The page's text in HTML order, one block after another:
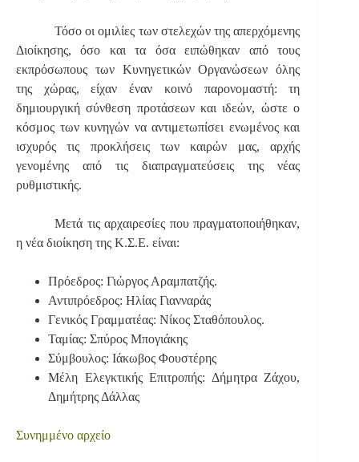
Τόσο οι ομιλίες των στελεχών της απερχόμενης
Διοίκησης, όσο και τα όσα ειπώθηκαν από τους
εκπρόσωπους των Κυνηγετικών Οργανώσεων όλης
της χώρας, είχαν έναν κοινό παρονομαστή: τη
δημιουργική σύνθεση προτάσεων και ιδεών, ώστε ο
κόσμος των κυνηγών να αντιμετωπίσει ενωμένος και
ισχυρός τις προκλήσεις των καιρών μας, αρχής
γενομένης από τις διαπραγματεύσεις της νέας
ρυθμιστικής.
Μετά τις αρχαιρεσίες που πραγματοποιήθηκαν,
η νέα διοίκηση της Κ.Σ.Ε. είναι:
Πρόεδρος: Γιώργος Αραμπατζής.
Αντιπρόεδρος: Ηλίας Γιανναράς
Γενικός Γραμματέας: Νίκος Σταθόπουλος.
Ταμίας: Σπύρος Μπογιάκης
Σύμβουλος: Ιάκωβος Φουστέρης
Μέλη Ελεγκτικής Επιτροπής: Δήμητρα Ζάχου,
Δημήτρης Δάλλας
Συνημμένο αρχείο